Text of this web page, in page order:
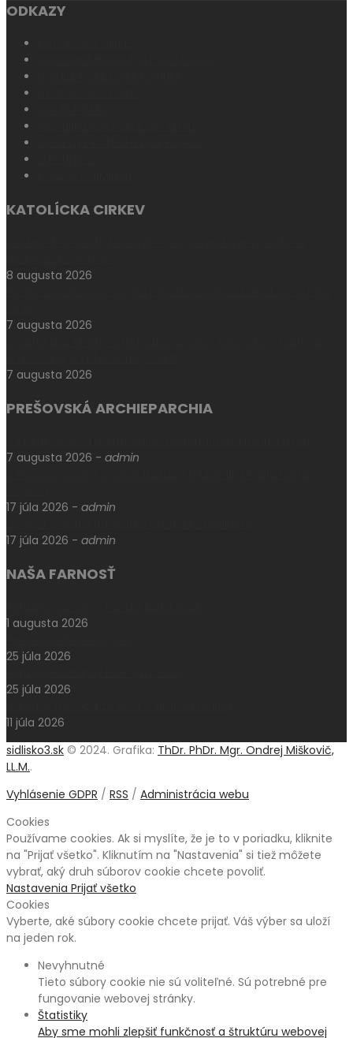
ODKAZY
KATOLÍCKA CIRKEV
8 augusta 2026
7 augusta 2026
7 augusta 2026
PREŠOVSKÁ ARCHIEPARCHIA
7 augusta 2026 - admin
17 júla 2026 - admin
17 júla 2026 - admin
NAŠA FARNOSŤ
1 augusta 2026
25 júla 2026
25 júla 2026
11 júla 2026
sidlisko3.sk © 2024. Grafika: ThDr. PhDr. Mgr. Ondrej Miškovič,
LL.M..
Vyhlásenie GDPR / RSS / Administrácia webu
Cookies
Používame cookies. Ak si myslíte, že je to v poriadku, kliknite
na "Prijať všetko". Kliknutím na "Nastavenia" si tiež môžete
vybrať, aký druh súborov cookie chcete povoliť.
Nastavenia Prijať všetko
Cookies
Vyberte, aké súbory cookie chcete prijať. Váš výber sa uloží
na jeden rok.
Nevyhnutné
Tieto súbory cookie nie sú voliteľné. Sú potrebné pre
fungovanie webovej stránky.
Štatistiky
Aby sme mohli zlepšiť funkčnosť a štruktúru webovej